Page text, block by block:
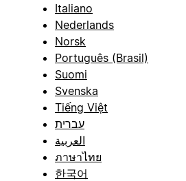
Italiano
Nederlands
Norsk
Português (Brasil)
Suomi
Svenska
Tiếng Việt
עברית
العربية
ภาษาไทย
한국어